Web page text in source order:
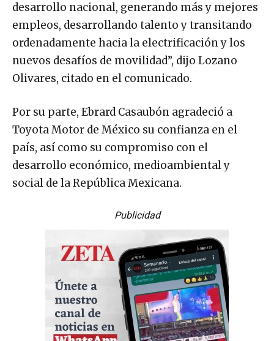
desarrollo nacional, generando más y mejores
empleos, desarrollando talento y transitando
ordenadamente hacia la electrificación y los
nuevos desafíos de movilidad”, dijo Lozano
Olivares, citado en el comunicado.
Por su parte, Ebrard Casaubón agradeció a
Toyota Motor de México su confianza en el
país, así como su compromiso con el
desarrollo económico, medioambiental y
social de la República Mexicana.
Publicidad